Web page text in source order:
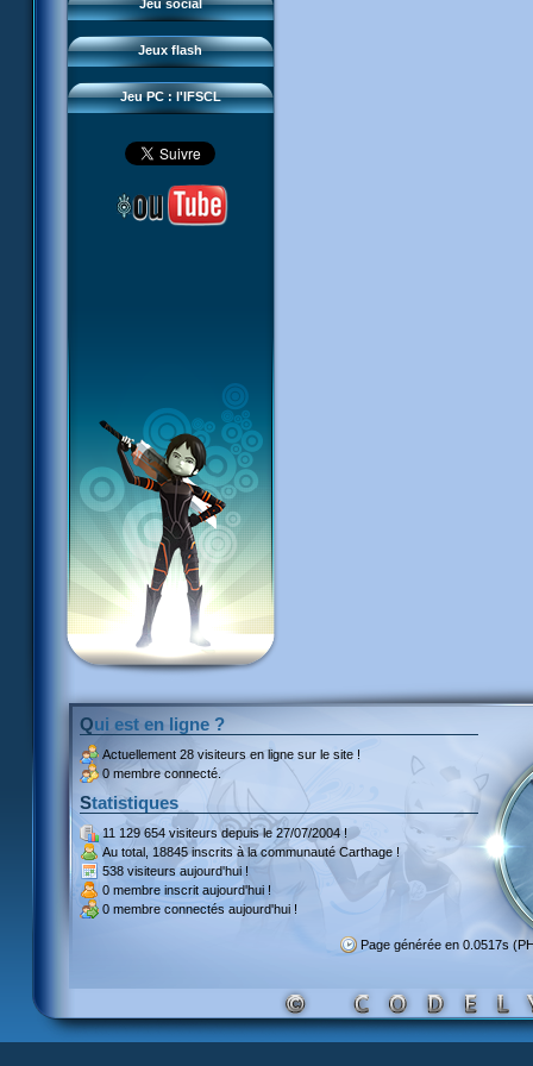
Jeu social
Jeux flash
Sector 2 Escape
Jeu PC : l'IFSCL
Téléchargements
Réseau IFSCL
Qui est en ligne ?
Actuellement 28 visiteurs en ligne sur le site !
0 membre connecté.
Statistiques
11 129 654 visiteursdepuis le 27/07/2004 !
Au total, 18845 inscritsà la communauté Carthage !
538 visiteurs aujourd'hui !
0 membre inscrit aujourd'hui !
0 membre connectés aujourd'hui !
Page générée en 0.0517s